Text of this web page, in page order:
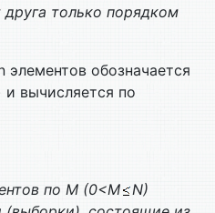
только порядком
элементов обозначается
и вычисляется по
по M (0<M N)